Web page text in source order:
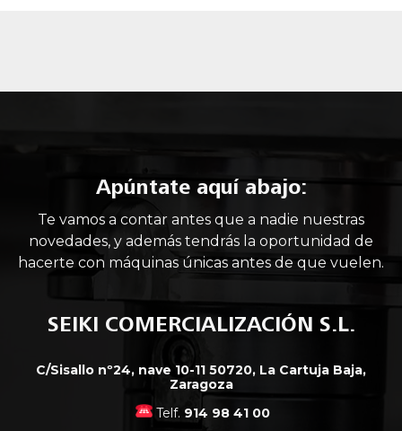
Apúntate aquí abajo:
Te vamos a contar antes que a nadie nuestras
novedades, y además tendrás la oportunidad de
hacerte con máquinas únicas antes de que vuelen.
SEIKI COMERCIALIZACIÓN S.L.
C/Sisallo nº24, nave 10-11 50720, La Cartuja Baja,
Zaragoza
Telf. 914 98 41 00